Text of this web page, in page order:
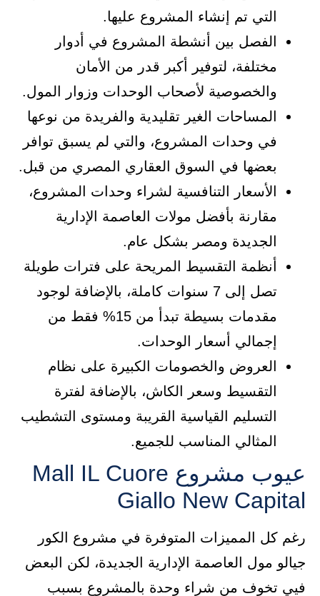
التي تم إنشاء المشروع عليها.
الفصل بين أنشطة المشروع في أدوار
مختلفة، لتوفير أكبر قدر من الأمان
والخصوصية لأصحاب الوحدات وزوار المول.
المساحات الغير تقليدية والفريدة من نوعها
في وحدات المشروع، والتي لم يسبق توافر
بعضها في السوق العقاري المصري من قبل.
الأسعار التنافسية لشراء وحدات المشروع،
مقارنة بأفضل مولات العاصمة الإدارية
الجديدة ومصر بشكل عام.
أنظمة التقسيط المريحة على فترات طويلة
تصل إلى 7 سنوات كاملة، بالإضافة لوجود
مقدمات بسيطة تبدأ من 15% فقط من
إجمالي أسعار الوحدات.
العروض والخصومات الكبيرة على نظام
التقسيط وسعر الكاش، بالإضافة لفترة
التسليم القياسية القريبة ومستوى التشطيب
المثالي المناسب للجميع.
عيوب مشروع Mall IL Cuore
Giallo New Capital
رغم كل المميزات المتوفرة في مشروع الكور
جيالو مول العاصمة الإدارية الجديدة، لكن البعض
فيي تخوف من شراء وحدة بالمشروع بسبب